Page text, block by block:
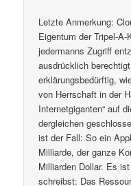
Letzte Anmerkung:
Eigentum der Tripel-
jedermanns Zugriff
ausdrücklich
erklärungsbedürftig,
von Herrschaft in der
Internetgiganten“ auf
dergleichen
ist der Fall: So ein
Milliarde, der ganze
Milliarden Dollar. Es
schreibst: Das